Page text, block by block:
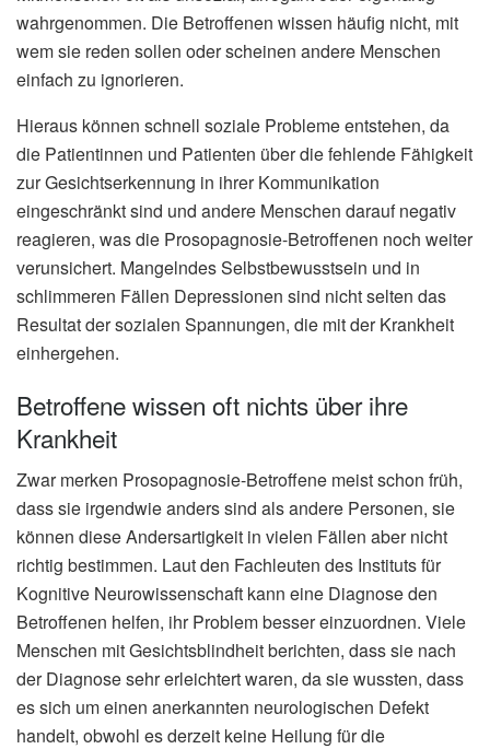
wahrgenommen. Die Betroffenen wissen häufig nicht, mit
wem sie reden sollen oder scheinen andere Menschen
einfach zu ignorieren.
Hieraus können schnell soziale Probleme entstehen, da
die Patientinnen und Patienten über die fehlende Fähigkeit
zur Gesichtserkennung in ihrer Kommunikation
eingeschränkt sind und andere Menschen darauf negativ
reagieren, was die Prosopagnosie-Betroffenen noch weiter
verunsichert. Mangelndes Selbstbewusstsein und in
schlimmeren Fällen Depressionen sind nicht selten das
Resultat der sozialen Spannungen, die mit der Krankheit
einhergehen.
Betroffene wissen oft nichts über ihre
Krankheit
Zwar merken Prosopagnosie-Betroffene meist schon früh,
dass sie irgendwie anders sind als andere Personen, sie
können diese Andersartigkeit in vielen Fällen aber nicht
richtig bestimmen. Laut den Fachleuten des Instituts für
Kognitive Neurowissenschaft kann eine Diagnose den
Betroffenen helfen, ihr Problem besser einzuordnen. Viele
Menschen mit Gesichtsblindheit berichten, dass sie nach
der Diagnose sehr erleichtert waren, da sie wussten, dass
es sich um einen anerkannten neurologischen Defekt
handelt, obwohl es derzeit keine Heilung für die